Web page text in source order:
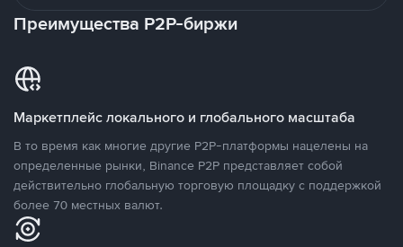
Преимущества P2P-биржи
Маркетплейс локального и глобального масштаба
В то время как многие другие P2P-платформы нацелены на
определенные рынки, Binance P2P представляет собой
действительно глобальную торговую площадку с поддержкой
более 70 местных валют.